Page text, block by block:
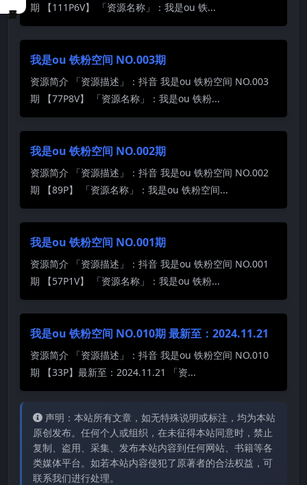
期 【111P6V】 「资源名称」：我是ou 铁...
我是ou 铁粉空间 NO.003期
资源简介 「资源描述」：抖音 我是ou 铁粉空间 NO.003
期 【77P8V】 「资源名称」：我是ou 铁粉...
我是ou 铁粉空间 NO.002期
资源简介 「资源描述」：抖音 我是ou 铁粉空间 NO.002
期 【89P】 「资源名称」：我是ou 铁粉空间...
我是ou 铁粉空间 NO.001期
资源简介 「资源描述」：抖音 我是ou 铁粉空间 NO.001
期 【57P1V】 「资源名称」：我是ou 铁粉...
我是ou 铁粉空间 NO.010期 最新至：2024.11.21
资源简介 「资源描述」：抖音 我是ou 铁粉空间 NO.010
期 【33P】最新至：2024.11.21 「资...
声明：本站所有文章，如无特殊说明或标注，均为本站
原创发布。任何个人或组织，在未征得本站同意时，禁止
复制、盗用、采集、发布本站内容到任何网站、书籍等各
类媒体平台。如若本站内容侵犯了原著者的合法权益，可
联系我们进行处理。